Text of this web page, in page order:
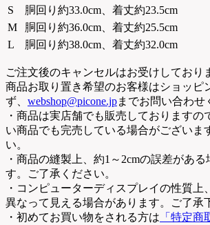
S
胴回り約33.0cm、着丈約23.5cm
M
胴回り約36.0cm、着丈約25.5cm
L
胴回り約38.0cm、着丈約32.0cm
ご注文後のキャンセルはお受けしており
商品お取り置き希望のお客様はショッピ
ず、 webshop@picone.jpまでお問い合わせ
・商品は実店舗でも販売しておりますの
い商品でも完売している場合がございま
い。
・商品の縫製上、約1～2cmの誤差がある
す。ご了承ください。
・コンピューターディスプレイの性質上
異なって見える場合があります。ご了承
・初めてお買い物をされる方は 「特定